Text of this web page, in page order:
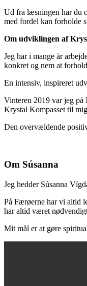
Ud fra læsningen har du
med fordel kan forholde
Om udviklingen af
Jeg har i mange år
konkret og nem at
En intensiv, inspireret
Vinteren 2019 var jeg på
Krystal Kompasset til
Den overvældende
Om Súsanna
Jeg hedder Súsanna
På Færøerne har vi altid
har altid været
Mit mål er at gøre